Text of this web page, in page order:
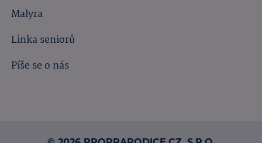
Malyra
Linka seniorů
Píše se o nás